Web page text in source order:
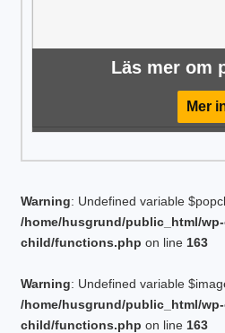
Läs mer om
Mer
Warning: Undefined variable
/home/husgrund/public_html/
child/functions.php on line 163
Warning: Undefined variable
/home/husgrund/public_html/
child/functions.php on line 163